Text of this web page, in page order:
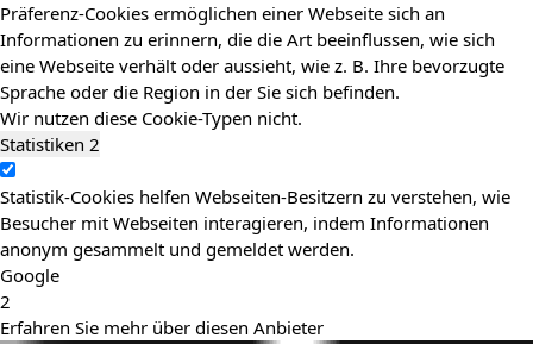
Präferenz-Cookies ermöglichen einer Webseite sich an
Informationen zu erinnern, die die Art beeinflussen, wie sich
eine Webseite verhält oder aussieht, wie z. B. Ihre bevorzugte
Sprache oder die Region in der Sie sich befinden.
Wir nutzen diese Cookie-Typen nicht.
Statistiken 2
Statistik-Cookies helfen Webseiten-Besitzern zu verstehen, wie
Besucher mit Webseiten interagieren, indem Informationen
anonym gesammelt und gemeldet werden.
Google
2
Erfahren Sie mehr über diesen Anbieter